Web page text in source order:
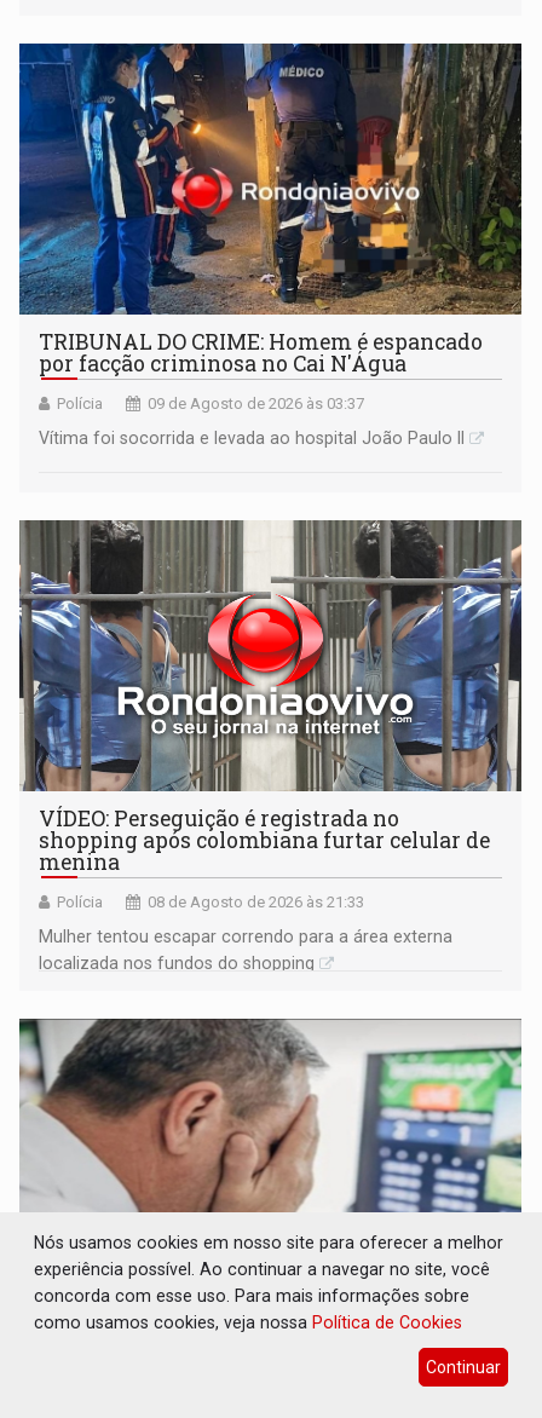
TRIBUNAL DO CRIME: Homem é espancado
por facção criminosa no Cai N'Água
Polícia 09 de Agosto de 2026 às 03:37
Vítima foi socorrida e levada ao hospital João Paulo II
VÍDEO: Perseguição é registrada no
shopping após colombiana furtar celular de
menina
Polícia 08 de Agosto de 2026 às 21:33
Mulher tentou escapar correndo para a área externa
localizada nos fundos do shopping
LUDOPATIA: Apostas online começam a
afetar produtividade e rotina nas empresas
08 de Agosto de 2026 às 21:00
Nós usamos cookies em nosso site para oferecer a melhor
experiência possível. Ao continuar a navegar no site, você
concorda com esse uso. Para mais informações sobre
como usamos cookies, veja nossa Política de Cookies
Continuar